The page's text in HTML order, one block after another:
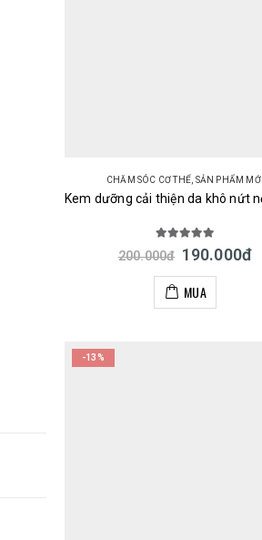
CHĂM SÓC CƠ THỂ, SẢN PHẨM MỚI
out of 5
200.000đ 190.000đ
MUA
-13%